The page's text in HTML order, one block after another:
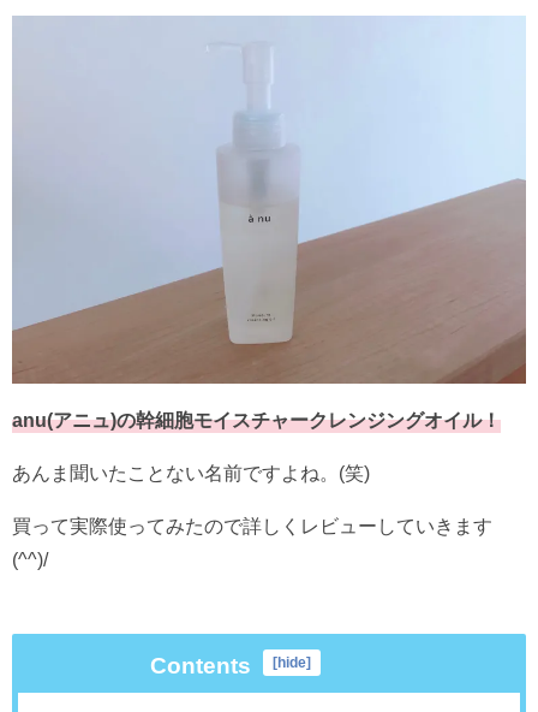
anu(アニュ)の幹細胞モイスチャークレンジングオイル！
あんま聞いたことない名前ですよね。(笑)
買って実際使ってみたので詳しくレビューしていきます
(^^)/
Contents hide